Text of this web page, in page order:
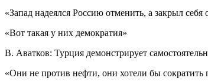
«Запад надеялся Россию отменить, а закрыл себя
«Вот такая у них демократия»
В. Аватков: Турция демонстрирует
«Они не против нефти, они хотели бы сократить